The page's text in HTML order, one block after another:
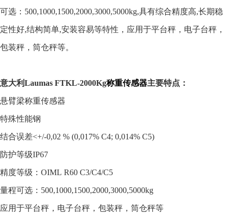
可选： 500,1000,1500,2000,3000,5000kg,具有综合精度高,长期稳
定性好,结构简单,安装容易等特性， 应用于平台秤，电子台秤，
包装秤，筒仓秤等。
意大利Laumas FTKL-2000Kg称重传感器主要特点：
悬臂梁称重传感器
特殊性能钢
结合误差<+/-0,02 % (0,017% C4; 0,014% C5)
防护等级IP67
精度等级：OIML R60 C3/C4/C5
量程可选：500,1000,1500,2000,3000,5000kg
应用于平台秤，电子台秤，包装秤，筒仓秤等